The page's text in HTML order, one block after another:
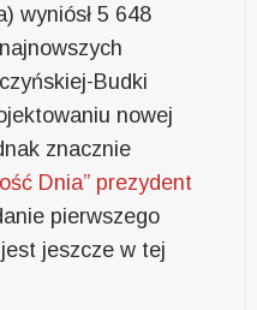
wyniósł 5 648
Budki
nowej
znacznie
Dnia” prezydent
pierwszego
jeszcze w tej